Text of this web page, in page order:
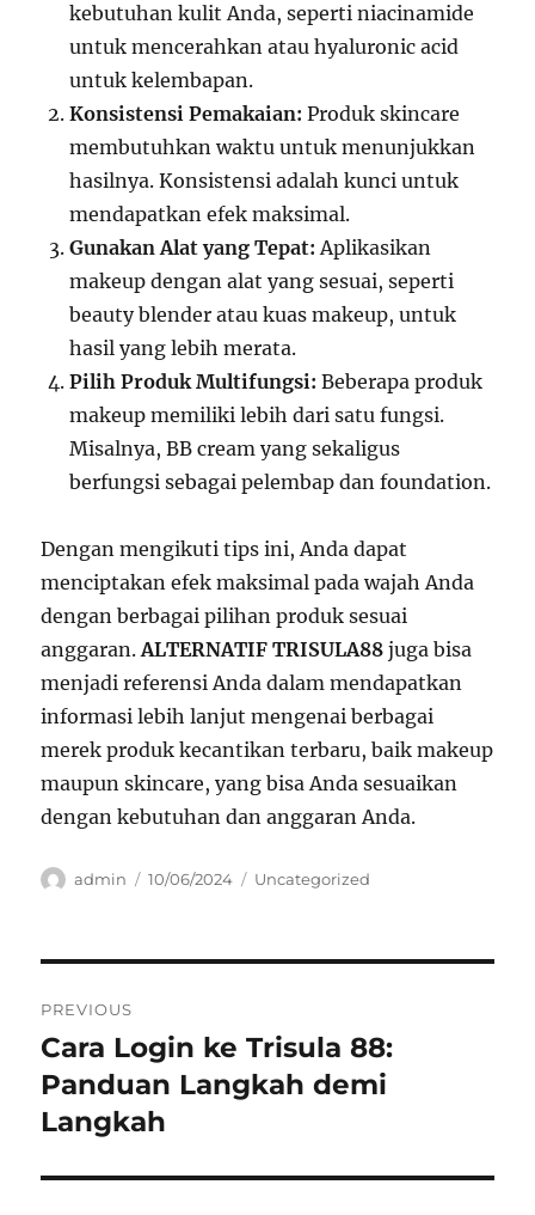
kebutuhan kulit Anda, seperti niacinamide
untuk mencerahkan atau hyaluronic acid
untuk kelembapan.
Konsistensi Pemakaian: Produk skincare
membutuhkan waktu untuk menunjukkan
hasilnya. Konsistensi adalah kunci untuk
mendapatkan efek maksimal.
Gunakan Alat yang Tepat: Aplikasikan
makeup dengan alat yang sesuai, seperti
beauty blender atau kuas makeup, untuk
hasil yang lebih merata.
Pilih Produk Multifungsi: Beberapa produk
makeup memiliki lebih dari satu fungsi.
Misalnya, BB cream yang sekaligus
berfungsi sebagai pelembap dan foundation.
Dengan mengikuti tips ini, Anda dapat
menciptakan efek maksimal pada wajah Anda
dengan berbagai pilihan produk sesuai
anggaran.ALTERNATIF TRISULA88 juga bisa
menjadi referensi Anda dalam mendapatkan
informasi lebih lanjut mengenai berbagai
merek produk kecantikan terbaru, baik makeup
maupun skincare, yang bisa Anda sesuaikan
dengan kebutuhan dan anggaran Anda.
Author
admin
Posted
10/06/2024 Categories
Uncategorized
pos
PREVIOUS
Previous
post:
Cara Login ke Trisula 88:
Panduan Langkah demi
Langkah